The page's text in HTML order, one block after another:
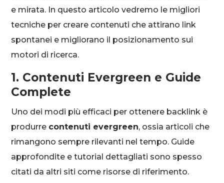
e mirata. In questo articolo vedremo le migliori
tecniche per creare contenuti che attirano link
spontanei e migliorano il posizionamento sui
motori di ricerca.
1. Contenuti Evergreen e Guide
Complete
Uno dei modi più efficaci per ottenere backlink è
produrre contenuti evergreen, ossia articoli che
rimangono sempre rilevanti nel tempo. Guide
approfondite e tutorial dettagliati sono spesso
citati da altri siti come risorse di riferimento.